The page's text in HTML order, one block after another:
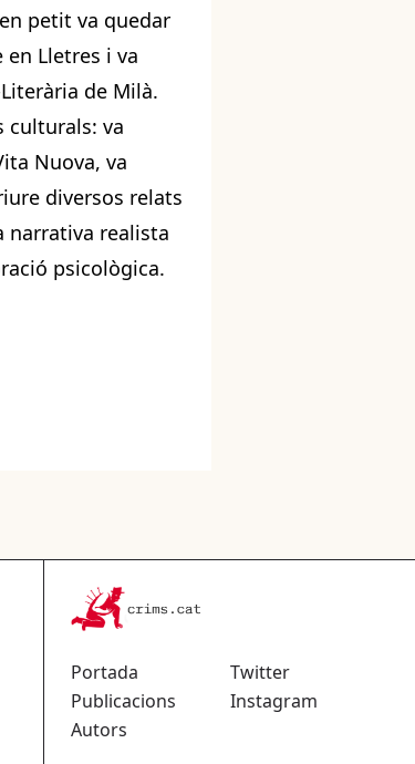
petit va quedar
Lletres i va
de Milà.
culturals: va
Nuova, va
diversos relats
narrativa realista
psicològica.
Portada
Publicacions
Autors
Twitter
Instagram